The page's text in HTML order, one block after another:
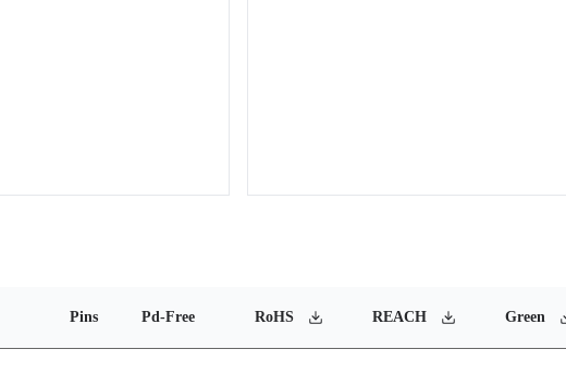
Pins Pd-Free RoHS REACH Green